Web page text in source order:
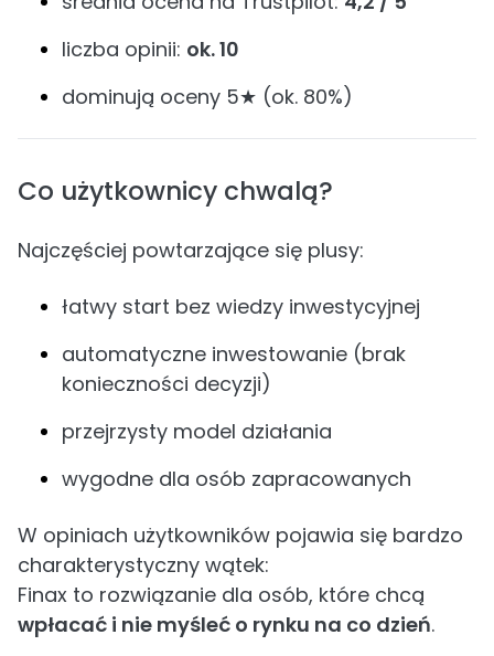
liczba opinii: ok. 10
dominują oceny 5★ (ok. 80%)
Co użytkownicy chwalą?
Najczęściej powtarzające się plusy:
łatwy start bez wiedzy inwestycyjnej
automatyczne inwestowanie (brak
konieczności decyzji)
przejrzysty model działania
wygodne dla osób zapracowanych
W opiniach użytkowników pojawia się bardzo
charakterystyczny wątek:
Finax to rozwiązanie dla osób, które chcą
wpłacać i nie myśleć o rynku na co dzień.